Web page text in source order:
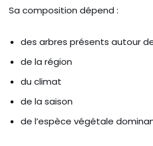
Sa composition dépend :
des arbres présents autour
de la région
du climat
de la saison
de l’espèce végétale